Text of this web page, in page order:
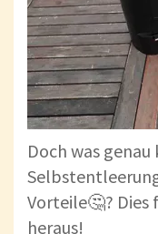
Doch was genau
Vorteile🤔? Dies
heraus!